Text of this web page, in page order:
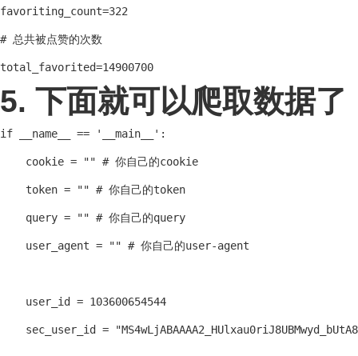
favoriting_count=322
# 总共被点赞的次数
total_favorited=14900700
5. 下面就可以爬取数据了
if __name__ == '__main__':
cookie = "" # 你自己的cookie
token = "" # 你自己的token
query = "" # 你自己的query
user_agent = "" # 你自己的user-agent
user_id = 103600654544
sec_user_id =